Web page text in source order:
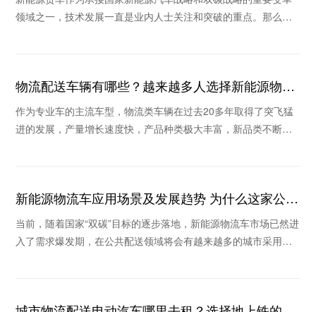
领域之一，技术发展一直是业内人士关注和突破的重点。那么，
物流配送车辆有哪些？越来越多人选择新能源物流
车
作为专业车的主流车型，物流类车辆在过去20多年取得了突飞猛
进的发展，产量增长速度快，产品种类极大丰富，新品类不断涌
新能源物流车应用场景及发展趋势 为什么这家公司
被看好
当前，随着国家“双碳”目标的逐步落地，新能源物流车市场已然进
入了需求爆发期，在公共配送领域将会有越来越多的城市采用新